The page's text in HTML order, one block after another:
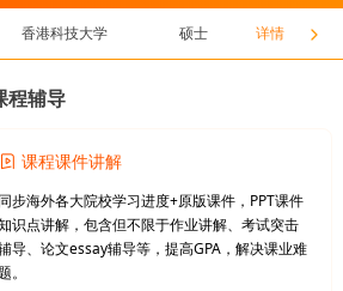
香港科技大学 硕士 详情
程辅导
课程课件讲解
同步海外各大院校学习进度+原版课件，PPT课件
识点讲解，包含但不限于作业讲解、考试突击
导、论文essay辅导等，提高GPA，解决课业难
。